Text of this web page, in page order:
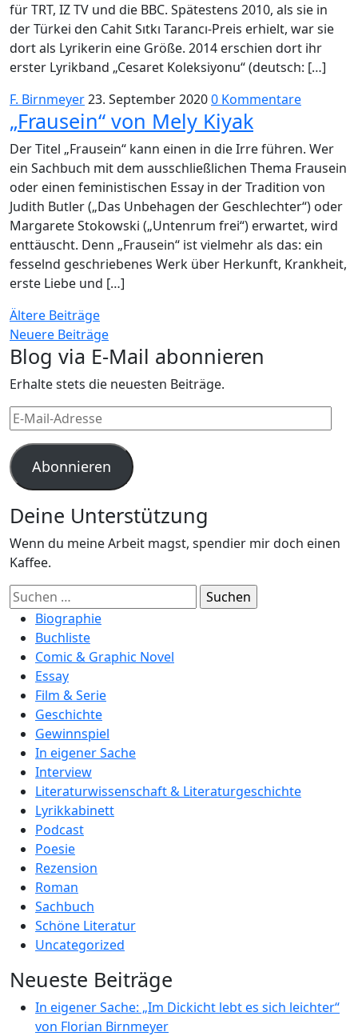
für TRT, IZ TV und die BBC. Spätestens 2010, als sie in
der Türkei den Cahit Sıtkı Tarancı-Preis erhielt, war sie
dort als Lyrikerin eine Größe. 2014 erschien dort ihr
erster Lyrikband „Cesaret Koleksiyonu“ (deutsch: […]
F. Birnmeyer23. September 20200 Kommentare
„Frausein“ von Mely Kiyak
Der Titel „Frausein“ kann einen in die Irre führen. Wer
ein Sachbuch mit dem ausschließlichen Thema Frausein
oder einen feministischen Essay in der Tradition von
Judith Butler („Das Unbehagen der Geschlechter“) oder
Margarete Stokowski („Untenrum frei“) erwartet, wird
enttäuscht. Denn „Frausein“ ist vielmehr als das: ein
fesselnd geschriebenes Werk über Herkunft, Krankheit,
erste Liebe und […]
Beitragsnavigation
Ältere Beiträge
Neuere Beiträge
Blog via E-Mail abonnieren
Erhalte stets die neuesten Beiträge.
E-
Mail-
Adresse
Abonnieren
Deine Unterstützung
Wenn du meine Arbeit magst, spendier mir doch einen
Kaffee.
Suchen
nach:Biographie
Buchliste
Comic & Graphic Novel
Essay
Film & Serie
Geschichte
Gewinnspiel
In eigener Sache
Interview
Literaturwissenschaft & Literaturgeschichte
Lyrikkabinett
Podcast
Poesie
Rezension
Roman
Sachbuch
Schöne Literatur
Uncategorized
Neueste Beiträge
In eigener Sache: „Im Dickicht lebt es sich leichter“
von Florian Birnmeyer